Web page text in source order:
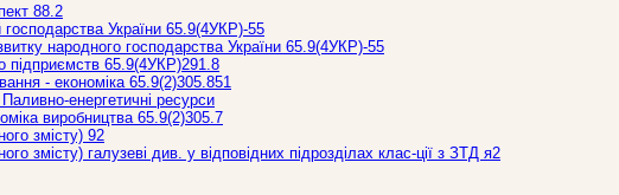
88.2
господарства України 65.9(4УКР)-55
народного господарства України 65.9(4УКР)-55
підприємств 65.9(4УКР)291.8
- економіка 65.9(2)305.851
енергетичні ресурси
виробництва 65.9(2)305.7
змісту) 92
змісту) галузеві див. у відповідних підрозділах клас-ції з ЗТД я2